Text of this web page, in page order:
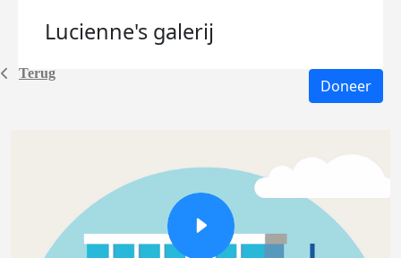
Terug
Lucienne's galerij
Doneer